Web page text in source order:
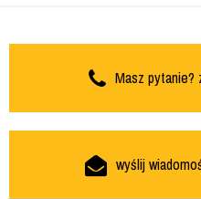
Masz pytanie?
wyślij